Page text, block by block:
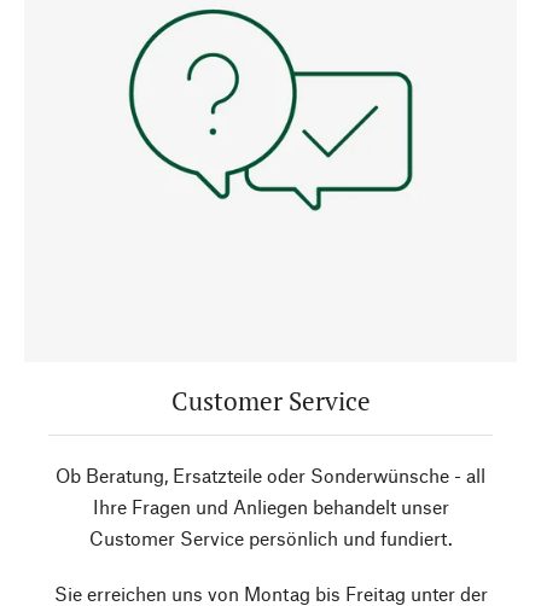
Customer Service
Ob Beratung, Ersatzteile oder Sonderwünsche - all
Ihre Fragen und Anliegen behandelt unser
Customer Service persönlich und fundiert.
Sie erreichen uns von Montag bis Freitag unter der